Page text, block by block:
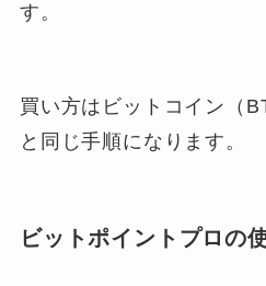
す。
買い方はビットコイン（
と同じ手順になります。
ビットポイントプロの